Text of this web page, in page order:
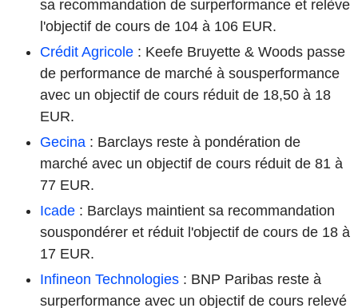
sa recommandation de surperformance et relève
l'objectif de cours de 104 à 106 EUR.
Crédit Agricole : Keefe Bruyette & Woods passe
de performance de marché à sousperformance
avec un objectif de cours réduit de 18,50 à 18
EUR.
Gecina : Barclays reste à pondération de
marché avec un objectif de cours réduit de 81 à
77 EUR.
Icade : Barclays maintient sa recommandation
souspondérer et réduit l'objectif de cours de 18 à
17 EUR.
Infineon Technologies : BNP Paribas reste à
surperformance avec un objectif de cours relevé